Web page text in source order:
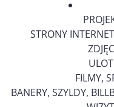
STRONY
FILMY,
BANERY, SZYLDY,